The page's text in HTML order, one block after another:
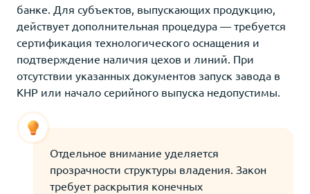
банке. Для субъектов, выпускающих продукцию,
действует дополнительная процедура — требуется
сертификация технологического оснащения и
подтверждение наличия цехов и линий. При
отсутствии указанных документов запуск завода в
КНР или начало серийного выпуска недопустимы.
Отдельное внимание уделяется
прозрачности структуры владения. Закон
требует раскрытия конечных